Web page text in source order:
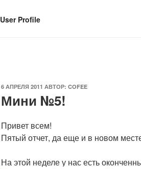
User Profile
ОПУБЛИКОВАНО
6 АПРЕЛЯ 2011 АВТОР: COFEE
Мини №5!
Привет всем!
Пятый отчет, да еще и в новом
На этой неделе у нас есть